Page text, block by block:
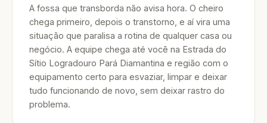
A fossa que transborda não avisa hora. O cheiro
chega primeiro, depois o transtorno, e aí vira uma
situação que paralisa a rotina de qualquer casa ou
negócio. A equipe chega até você na Estrada do
Sítio Logradouro Pará Diamantina e região com o
equipamento certo para esvaziar, limpar e deixar
tudo funcionando de novo, sem deixar rastro do
problema.